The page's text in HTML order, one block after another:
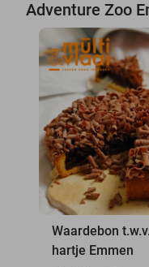
Adventure Zoo
Waardebon
hartje Emmen